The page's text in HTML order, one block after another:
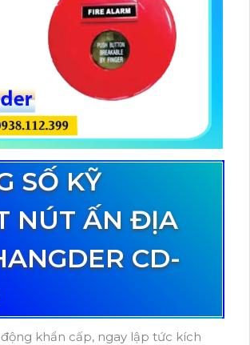
SỐ KỸ
NÚT ẤN ĐỊA
CD-
khẩn cấp, ngay lập tức kích